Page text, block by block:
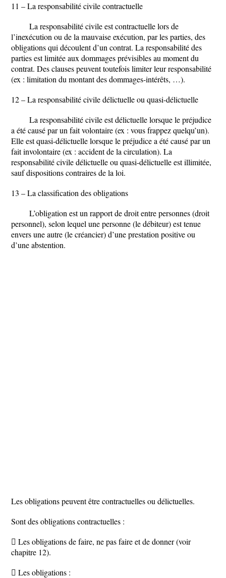
11 – La responsabilité civile contractuelle
La responsabilité civile est contractuelle lors de
l’inexécution ou de la mauvaise exécution, par les parties, des
obligations qui découlent d’un contrat. La responsabilité des
parties est limitée aux dommages prévisibles au moment du
contrat. Des clauses peuvent toutefois limiter leur responsabilité
(ex : limitation du montant des dommages-intérêts, …).
12 – La responsabilité civile délictuelle ou quasi-délictuelle
La responsabilité civile est délictuelle lorsque le préjudice
a été causé par un fait volontaire (ex : vous frappez quelqu’un).
Elle est quasi-délictuelle lorsque le préjudice a été causé par un
fait involontaire (ex : accident de la circulation). La
responsabilité civile délictuelle ou quasi-délictuelle est illimitée,
sauf dispositions contraires de la loi.
13 – La classification des obligations
L’obligation est un rapport de droit entre personnes (droit
personnel), selon lequel une personne (le débiteur) est tenue
envers une autre (le créancier) d’une prestation positive ou
d’une abstention.
Les obligations peuvent être contractuelles ou délictuelles.
Sont des obligations contractuelles :
 Les obligations de faire, ne pas faire et de donner (voir
chapitre 12).
 Les obligations :